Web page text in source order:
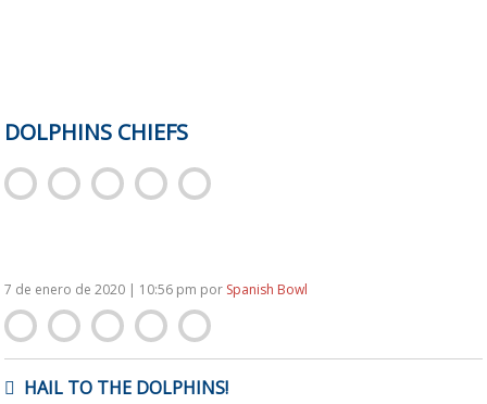
DOLPHINS CHIEFS
7 de enero de 2020 | 10:56 pm por Spanish Bowl
DEHAIL TO THE DOLPHINS!